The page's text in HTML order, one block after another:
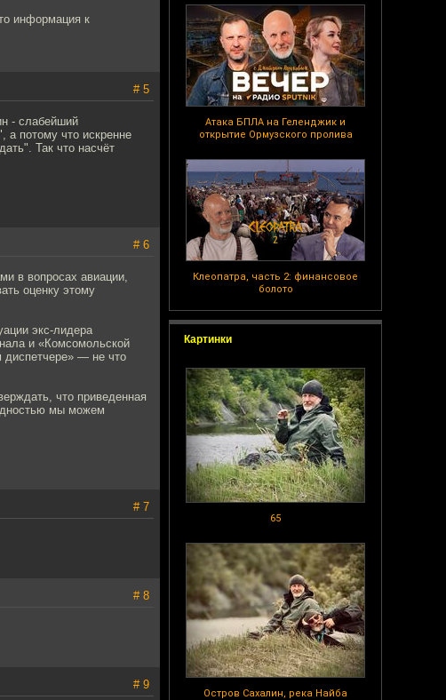
Атака БПЛА на Геленджик и
открытие Ормузского пролива
Клеопатра, часть 2: финансовое
болото
Картинки
65
Остров Сахалин, река Найба
информация к
# 5
- слабейший
а потому что искренне
Так что насчёт
# 6
в вопросах авиации,
оценку этому
экс-лидера
и «Комсомольской
диспетчере» — не что
что приведенная
мы можем
# 7
# 8
# 9